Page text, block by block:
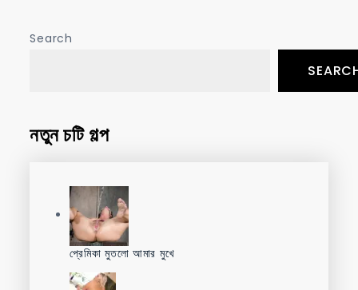
Search
নতুন চটি গল্প
প্রেমিকা মুতলো আমার মুখে